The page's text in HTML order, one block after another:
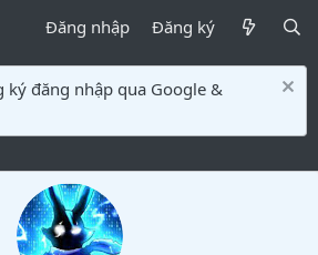
Đăng nhập Đăng ký
ký đăng nhập qua Google &